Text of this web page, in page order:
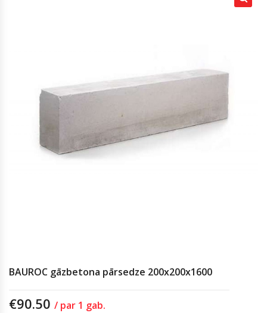
BAUROC gāzbetona pārsedze 200x200x1600
€90.50 / par 1 gab.